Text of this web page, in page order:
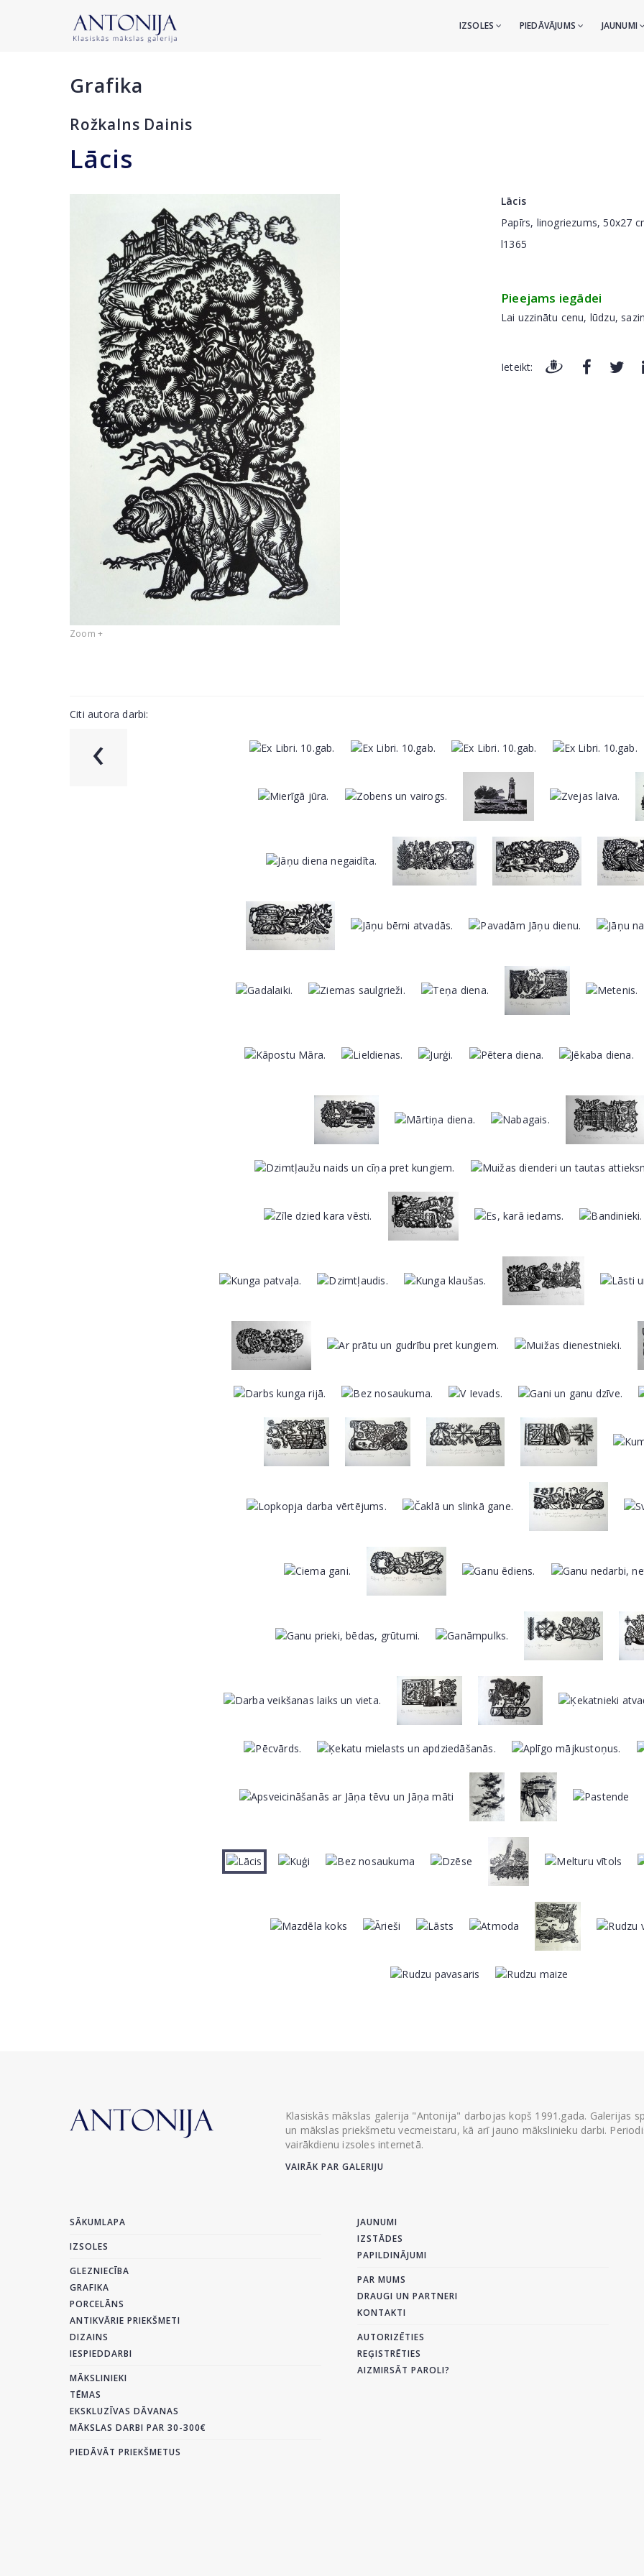
IZSOLES PIEDĀVĀJUMS JAUNUMI
Grafika
Rožkalns Dainis
Lācis
Zoom +
Lācis
Papīrs, linogriezums, 50x27
l1365
Pieejams iegādei
Lai uzzinātu cenu, lūdzu,
Ieteikt:
Citi autora darbi:
‹
Klasiskās mākslas galerija "Antonija" darbojas kopš 1991.gada. Galerijas
un mākslas priekšmetu vecmeistaru, kā arī jauno mākslinieku darbi.
vairākdienu izsoles internetā.
VAIRĀK PAR GALERIJU
SĀKUMLAPA
IZSOLES
GLEZNIECĪBA
GRAFIKA
PORCELĀNS
ANTIKVĀRIE PRIEKŠMETI
DIZAINS
IESPIEDDARBI
MĀKSLINIEKI
TĒMAS
EKSKLUZĪVAS DĀVANAS
MĀKSLAS DARBI PAR 30-300€
PIEDĀVĀT PRIEKŠMETUS
JAUNUMI
IZSTĀDES
PAPILDINĀJUMI
PAR MUMS
DRAUGI UN PARTNERI
KONTAKTI
AUTORIZĒTIES
REĢISTRĒTIES
AIZMIRSĀT PAROLI?